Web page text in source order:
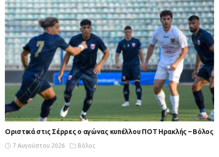
Οριστικά στις Σέρρες ο αγώνας κυπέλλου ΠΟΤ Ηρακλής – Βόλος
7 Αυγούστου 2026 Βόλος